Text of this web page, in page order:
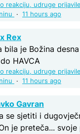
reakciju, udruge
· 11 hours ago
Rex
bila je Božina
HAVCA
reakciju, udruge
· 11 hours ago
Gavran
se sjetiti i
je preteča...